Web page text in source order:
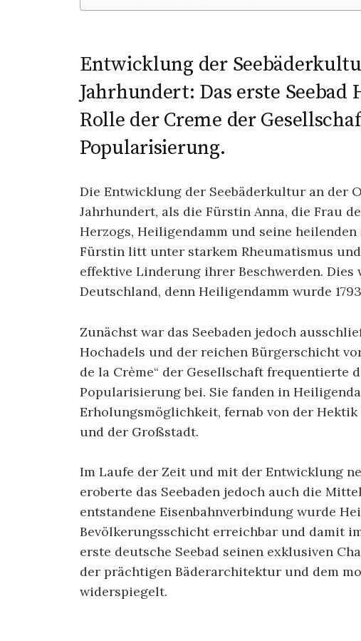
Entwicklung der
Jahrhundert: Das erste
Rolle der Creme der
Popularisierung.
Die Entwicklung der Seebäderkultur an der
Jahrhundert, als die Fürstin Anna, die Frau
Herzogs, Heiligendamm und seine
Fürstin litt unter starkem Rheumatismus
effektive Linderung ihrer Beschwerden.
Deutschland, denn Heiligendamm wurde
Zunächst war das Seebaden jedoch
Hochadels und der reichen Bürgerschicht
de la Crème“ der Gesellschaft frequentierte
Popularisierung bei. Sie fanden in
Erholungsmöglichkeit, fernab von der
und der Großstadt.
Im Laufe der Zeit und mit der Entwicklung
eroberte das Seebaden jedoch auch die
entstandene Eisenbahnverbindung wurde
Bevölkerungsschicht erreichbar und damit
erste deutsche Seebad seinen exklusiven
der prächtigen Bäderarchitektur und dem
widerspiegelt.